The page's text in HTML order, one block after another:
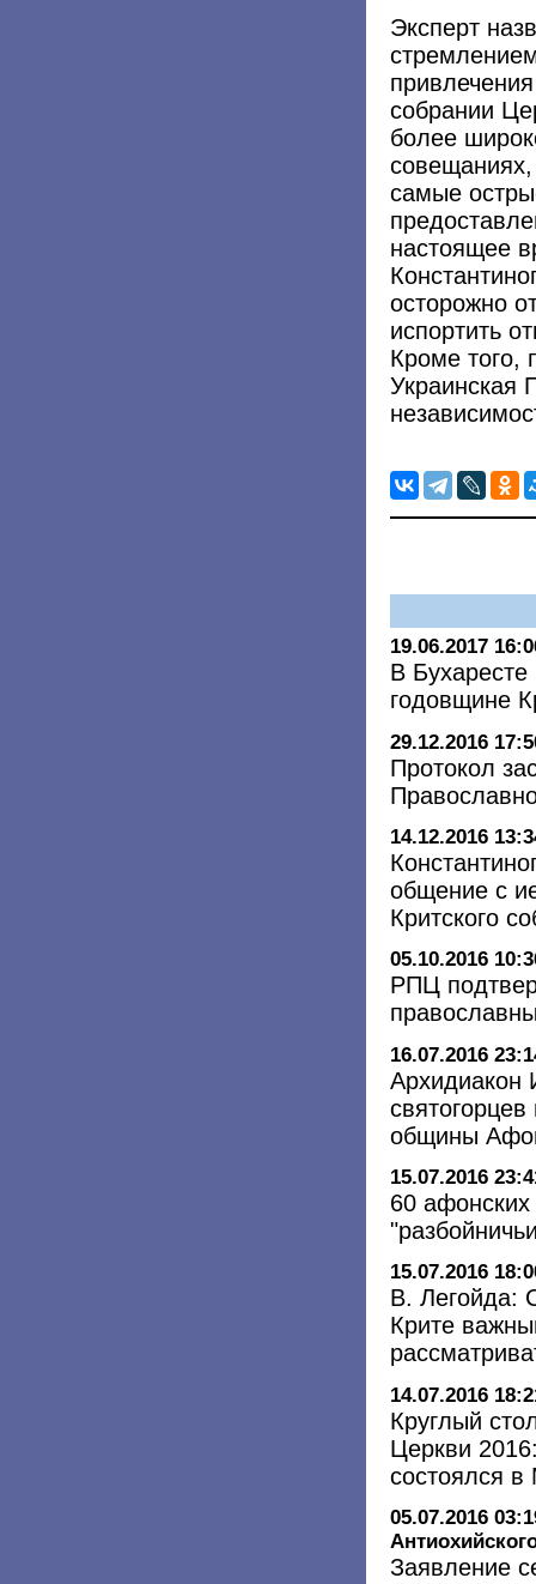
Эксперт
собрании
более
самые
настоящее
осторожно
испортить
Кроме того,
Украинская
19.06.2017
В
годовщине
29.12.2016
Протокол
14.12.2016
общение с
Критского
05.10.2016
РПЦ
16.07.2016
Архидиакон
общины
15.07.2016
60
15.07.2016
В. Легойда:
Крите
14.07.2016
Круглый
Церкви
состоялся в
05.07.2016
Заявление